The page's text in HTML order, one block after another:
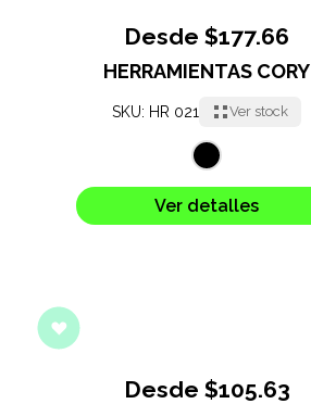
Desde $177.66
HERRAMIENTAS CORY
SKU: HR 021 Ver stock
Ver detalles
Desde $105.63